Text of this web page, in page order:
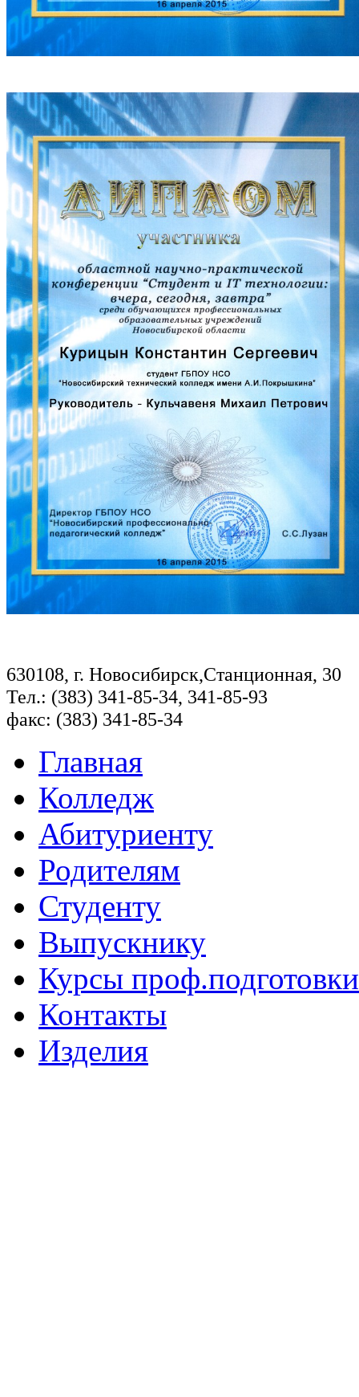
630108, г. Новосибирск,Станционная, 30
Тел.: (383) 341-85-34, 341-85-93
факс: (383) 341-85-34
Главная
Колледж
Абитуриенту
Родителям
Студенту
Выпускнику
Курсы проф.подготовки
Контакты
Изделия